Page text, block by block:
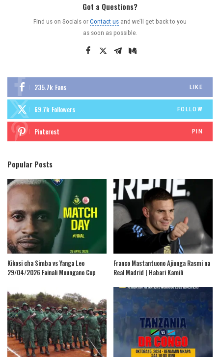
Got a Questions?
Find us on Socials orContact us and we’ll get back to you
as soon as possible.
235.7k Fans LIKE
69.7k Followers FOLLOW
Pinterest PIN
Popular Posts
Kikosi cha Simba vs Yanga Leo
29/04/2026 Fainali Muungano Cup
Franco Mastantuono Ajiunga Rasmi na
Real Madrid | Habari Kamili